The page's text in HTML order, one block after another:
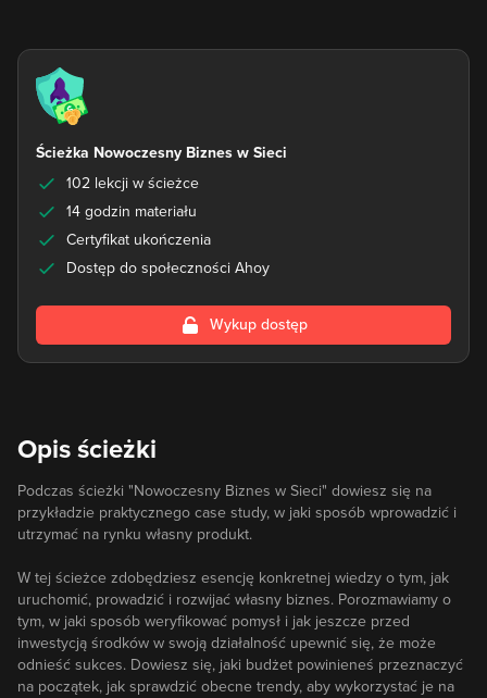
Opis ścieżki
Podczas ścieżki "Nowoczesny Biznes w Sieci" dowiesz się na
przykładzie praktycznego case study, w jaki sposób wprowadzić i
utrzymać na rynku własny produkt.
W tej ścieżce zdobędziesz esencję konkretnej wiedzy o tym, jak
uruchomić, prowadzić i rozwijać własny biznes. Porozmawiamy o
tym, w jaki sposób weryfikować pomysł i jak jeszcze przed
inwestycją środków w swoją działalność upewnić się, że może
odnieść sukces. Dowiesz się, jaki budżet powinieneś przeznaczyć
na początek, jak sprawdzić obecne trendy, aby wykorzystać je na
Ścieżka Nowoczesny Biznes w Sieci
102 lekcji w ścieżce
14 godzin materiału
Certyfikat ukończenia
Dostęp do społeczności Ahoy
Wykup dostęp